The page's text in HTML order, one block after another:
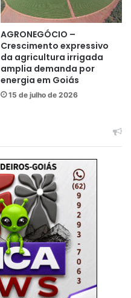
AGRONEGÓCIO –
Crescimento expressivo
da agricultura irrigada
amplia demanda por
energia em Goiás
15 de julho de 2026